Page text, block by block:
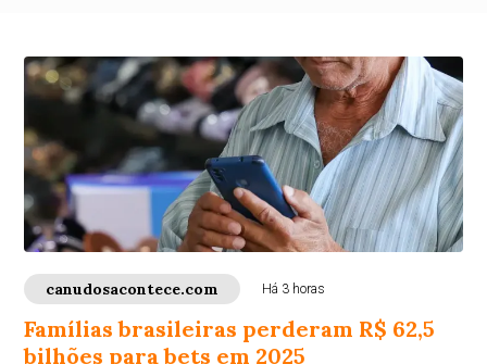
canudosacontece.com Há 3 horas
Famílias brasileiras perderam R$ 62,5
bilhões para bets em 2025